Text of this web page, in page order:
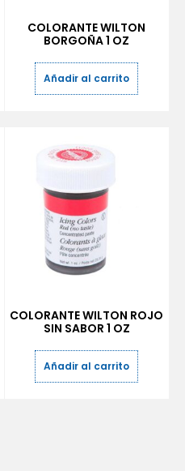
COLORANTE WILTON
BORGOÑA 1 OZ
Añadir al carrito
COLORANTE WILTON ROJO
SIN SABOR 1 OZ
Añadir al carrito